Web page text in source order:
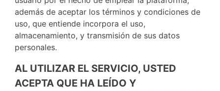
además de aceptar los términos y condiciones de
uso, que entiende incorpora el uso,
almacenamiento, y transmisión de sus datos
personales.
AL UTILIZAR EL SERVICIO, USTED
ACEPTA QUE HA LEÍDO Y